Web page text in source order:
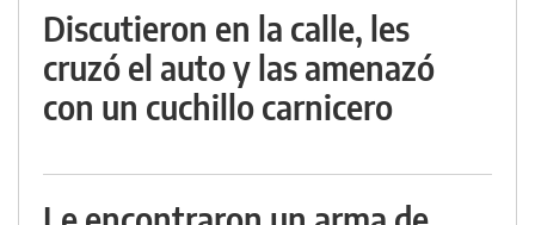
Discutieron en la calle, les
cruzó el auto y las amenazó
con un cuchillo carnicero